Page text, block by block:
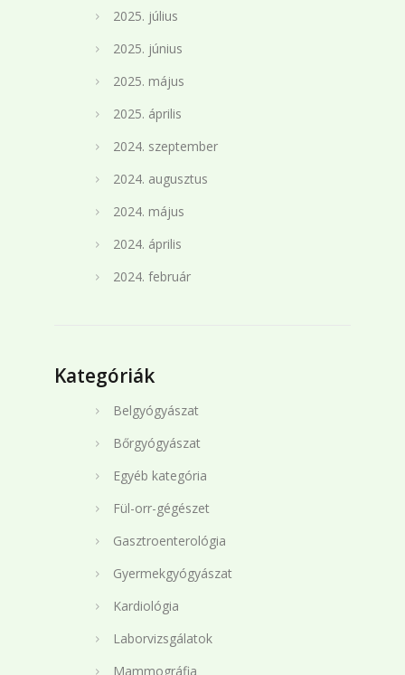
2025. július
2025. június
2025. május
2025. április
2024. szeptember
2024. augusztus
2024. május
2024. április
2024. február
Kategóriák
Belgyógyászat
Bőrgyógyászat
Egyéb kategória
Fül-orr-gégészet
Gasztroenterológia
Gyermekgyógyászat
Kardiológia
Laborvizsgálatok
Mammográfia